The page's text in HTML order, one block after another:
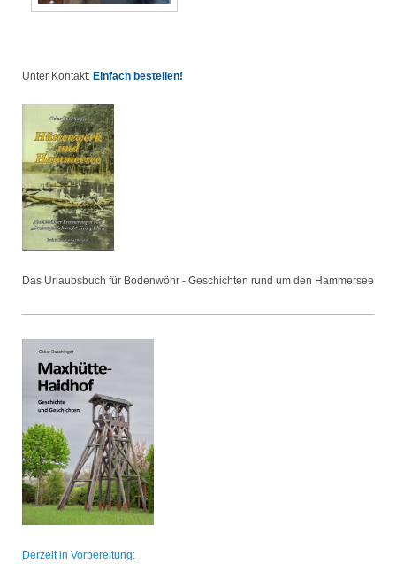
Unter Kontakt: Einfach bestellen!
Das Urlaubsbuch für Bodenwöhr - Geschichten rund um den Hammersee
Derzeit in Vorbereitung: